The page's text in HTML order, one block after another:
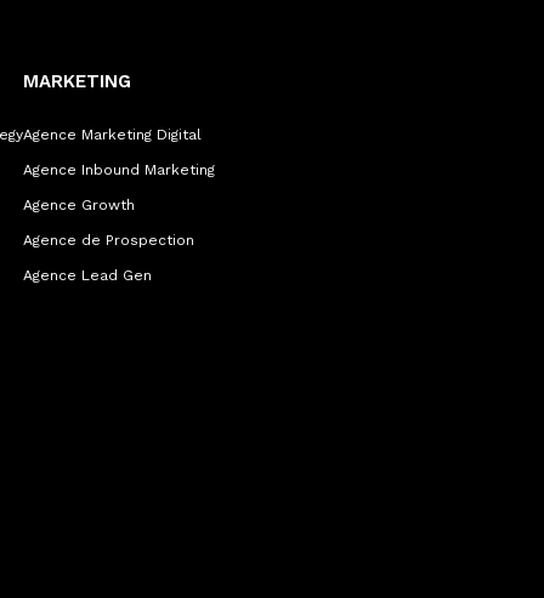
MARKETING
Agence Marketing Digital
Agence Inbound Marketing
Agence Growth
Agence de Prospection
Agence Lead Gen